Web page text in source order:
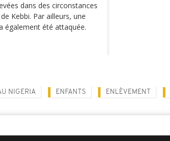
dans des circonstances
Kebbi. Par ailleurs, une
également été attaquée.
NIGERIA ENFANTS ENLÈVEMENT